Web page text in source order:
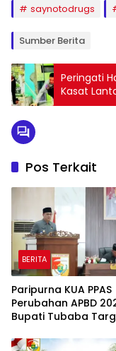
saynotodrugs
Sumber Berita
Peringati
Kasat
Kompol
Pos Terkait
BERITA
Paripurna KUA PPAS
Perubahan APBD
Bupati Tubaba
Rp820,3 Miliar